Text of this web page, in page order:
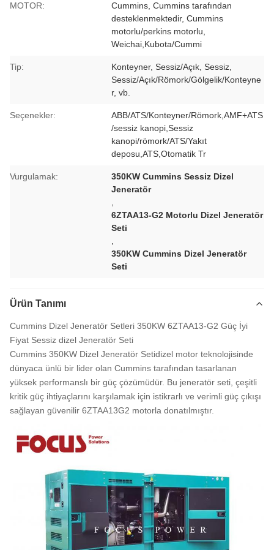
MOTOR:
Cummins, Cummins tarafından
desteklenmektedir, Cummins
motorlu/perkins motorlu,
Weichai,Kubota/Cummi
Tip:
Konteyner, Sessiz/Açık, Sessiz,
Sessiz/Açık/Römork/Gölgelik/Konteyne
r, vb.
Seçenekler:
ABB/ATS/Konteyner/Römork,AMF+ATS
/sessiz kanopi,Sessiz
kanopi/römork/ATS/Yakıt
deposu,ATS,Otomatik Tr
Vurgulamak:
350KW Cummins Sessiz Dizel
Jeneratör
6ZTAA13-G2 Motorlu Dizel Jeneratör
Seti
350KW Cummins Dizel Jeneratör
Seti
Ürün Tanımı
Cummins Dizel Jeneratör Setleri 350KW 6ZTAA13-G2 Güç İyi
Fiyat Sessiz dizel Jeneratör Seti
Cummins 350KW Dizel Jeneratör Setidizel motor teknolojisinde
dünyaca ünlü bir lider olan Cummins tarafından tasarlanan
yüksek performanslı bir güç çözümüdür. Bu jeneratör seti, çeşitli
kritik güç ihtiyaçlarını karşılamak için istikrarlı ve verimli güç çıkışı
sağlayan güvenilir 6ZTAA13G2 motorla donatılmıştır.